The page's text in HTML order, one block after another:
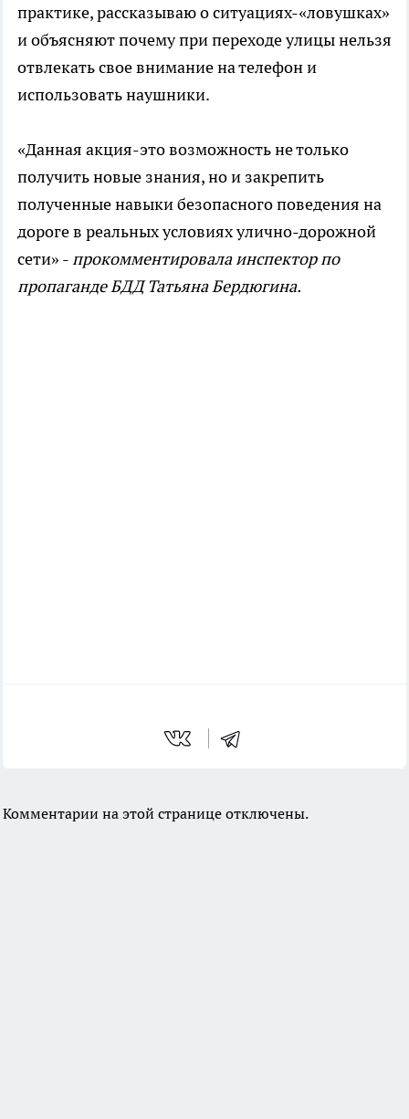
практике, рассказываю о ситуациях-«ловушках»
и объясняют почему при переходе улицы нельзя
отвлекать свое внимание на телефон и
использовать наушники.
«Данная акция-это возможность не только
получить новые знания, но и закрепить
полученные навыки безопасного поведения на
дороге в реальных условиях улично-дорожной
сети» -прокомментировала инспектор по
пропаганде БДД Татьяна Бердюгина.
Комментарии на этой странице отключены.